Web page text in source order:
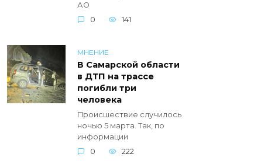
АО
0
141
МНЕНИЕ
В Самарской области
в ДТП на трассе
погибли три
человека
Происшествие случилось
ночью 5 марта. Так, по
информации
0
222